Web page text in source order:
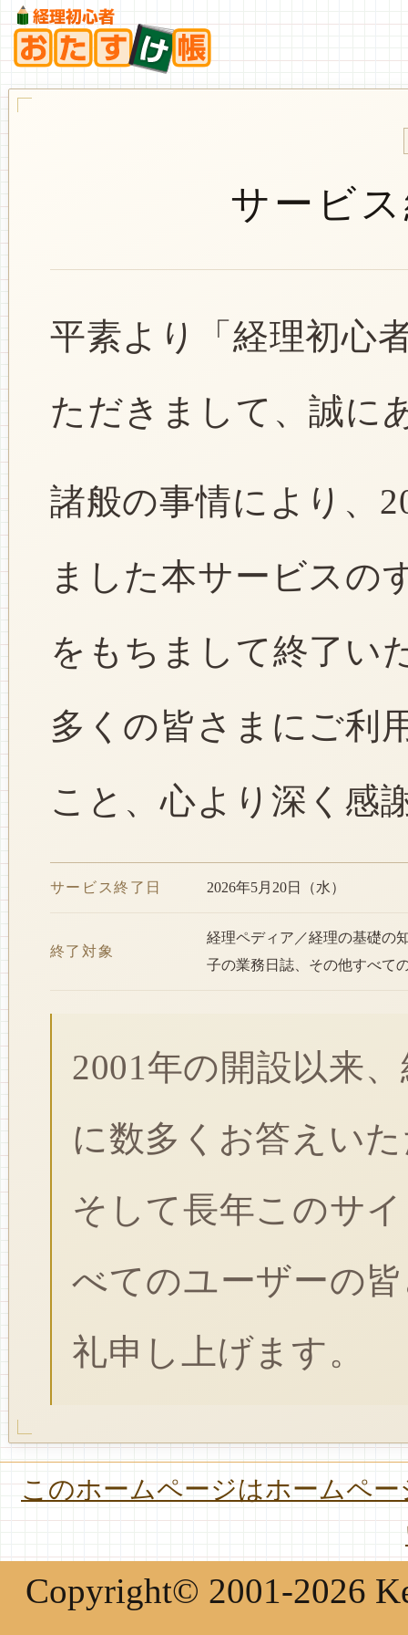
サービ
平素より「経理初心
ただきまして、誠に
諸般の事情により、
ました本サービスの
をもちまして終了い
多くの皆さまにご利
こと、心より深く感
サービス終了日 2026年5月20日（水）
終了対象
経理ペディア／経理の基礎の
子の業務日誌、その他すべて
2001年の開設以来
に数多くお答えい
そして長年このサ
べてのユーザーの
礼申し上げます。
このホームページはホームペ
Copyright© 2001-2026